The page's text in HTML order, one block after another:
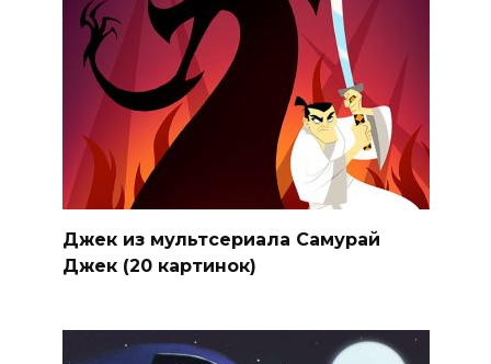
Джек из мультсериала Самурай
Джек (20 картинок)